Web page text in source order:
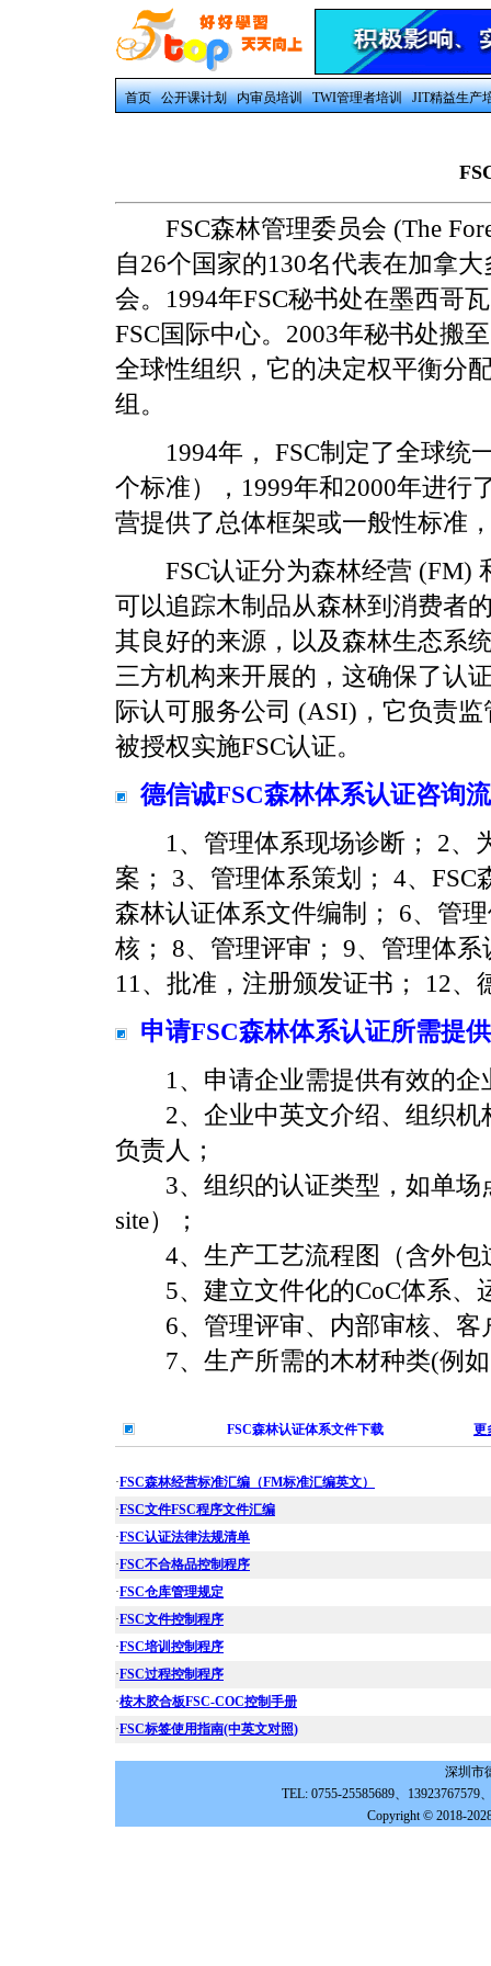
首页 公开课计划 内审员培训 TWI管理者培训 JIT精益生产
FSC森林管理委员会 (The
自26个国家的130名代表在加拿
会。1994年FSC秘书处在墨西哥
FSC国际中心。2003年秘书处搬
全球性组织，它的决定权平衡分
组。
1994年， FSC制定了全球统一
个标准），1999年和2000年进行
营提供了总体框架或一般性标准
FSC认证分为森林经营 (FM)
可以追踪木制品从森林到消费者
其良好的来源，以及森林生态系
三方机构来开展的，这确保了认
际认可服务公司 (ASI)，它负责
被授权实施FSC认证。
德信诚FSC森林体系认证咨询
1、管理体系现场诊断； 2、
案； 3、管理体系策划； 4、
森林认证体系文件编制； 6、管
核； 8、管理评审； 9、管理体
11、批准，注册颁发证书； 12、
申请FSC森林体系认证所需提
1、申请企业需提供有效的企
2、企业中英文介绍、组织机
负责人；
3、组织的认证类型，如单场
site）；
4、生产工艺流程图（含外包
5、建立文件化的CoC体系、
6、管理评审、内部审核、客
7、生产所需的木材种类(例
FSC森林认证体系文件下载 更
·FSC森林经营标准汇编（FM标准汇编英文）
·FSC文件FSC程序文件汇编
·FSC认证法律法规清单
·FSC不合格品控制程序
·FSC仓库管理规定
·FSC文件控制程序
·FSC培训控制程序
·FSC过程控制程序
·桉木胶合板FSC-COC控制手册
·FSC标签使用指南(中英文对照)
深圳市
TEL: 0755-25585689、
Copyright © 2018-